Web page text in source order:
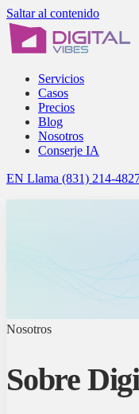
Saltar al contenido
Servicios
Casos
Precios
Blog
Nosotros
Conserje IA
EN Llama (831) 214-
Nosotros
Sobre